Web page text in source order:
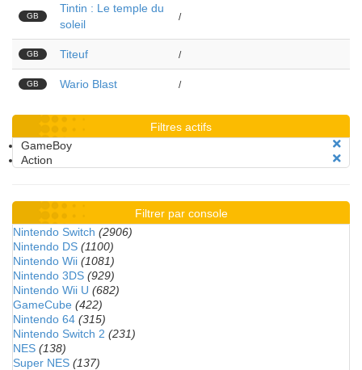
GB
Tintin : Le temple du
soleil
/
GB Titeuf /
GB Wario Blast /
Filtres actifs
GameBoy
Action
Filtrer par console
Nintendo Switch (2906)
Nintendo DS (1100)
Nintendo Wii (1081)
Nintendo 3DS (929)
Nintendo Wii U (682)
GameCube (422)
Nintendo 64 (315)
Nintendo Switch 2 (231)
NES (138)
Super NES (137)